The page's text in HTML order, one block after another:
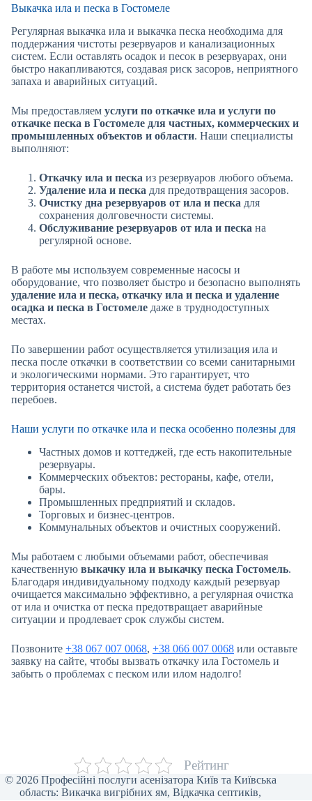
Выкачка ила и песка в Гостомеле
Регулярная выкачка ила и выкачка песка необходима для
поддержания чистоты резервуаров и канализационных
систем. Если оставлять осадок и песок в резервуарах, они
быстро накапливаются, создавая риск засоров, неприятного
запаха и аварийных ситуаций.
Мы предоставляем услуги по откачке ила и услуги по
откачке песка в Гостомеле для частных, коммерческих и
промышленных объектов и области. Наши специалисты
выполняют:
Откачку ила и песка из резервуаров любого объема.
Удаление ила и песка для предотвращения засоров.
Очистку дна резервуаров от ила и песка для
сохранения долговечности системы.
Обслуживание резервуаров от ила и песка на
регулярной основе.
В работе мы используем современные насосы и
оборудование, что позволяет быстро и безопасно выполнять
удаление ила и песка, откачку ила и песка и удаление
осадка и песка в Гостомеле даже в труднодоступных
местах.
По завершении работ осуществляется утилизация ила и
песка после откачки в соответствии со всеми санитарными
и экологическими нормами. Это гарантирует, что
территория останется чистой, а система будет работать без
перебоев.
Наши услуги по откачке ила и песка особенно полезны для
Частных домов и коттеджей, где есть накопительные
резервуары.
Коммерческих объектов: рестораны, кафе, отели,
бары.
Промышленных предприятий и складов.
Торговых и бизнес-центров.
Коммунальных объектов и очистных сооружений.
Мы работаем с любыми объемами работ, обеспечивая
качественную выкачку ила и выкачку песка Гостомель.
Благодаря индивидуальному подходу каждый резервуар
очищается максимально эффективно, а регулярная очистка
от ила и очистка от песка предотвращает аварийные
ситуации и продлевает срок службы систем.
Позвоните +38 067 007 0068, +38 066 007 0068 или оставьте
заявку на сайте, чтобы вызвать откачку ила Гостомель и
забыть о проблемах с песком или илом надолго!
Рейтинг
© 2026 Професійні послуги асенізатора Київ та Київська
область: Викачка вигрібних ям, Відкачка септиків,